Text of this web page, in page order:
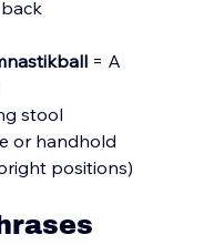
= A
stool
or handhold
positions)